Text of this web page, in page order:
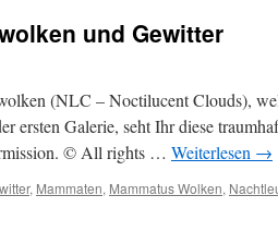
und Gewitter
(NLC – Noctilucent Clouds),
ersten Galerie, seht Ihr diese
© All rights … Weiterlesen →
, Mammaten, Mammatus Wolken,